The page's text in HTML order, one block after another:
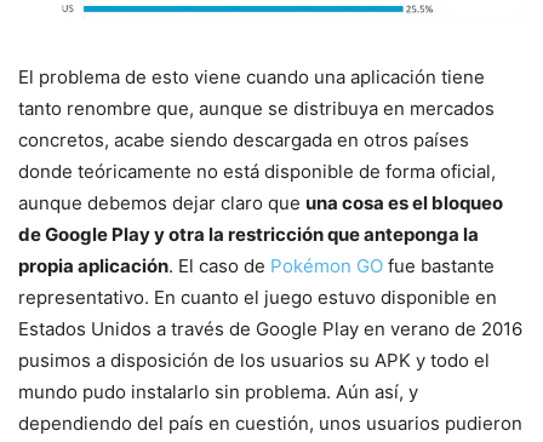
El problema de esto viene cuando una aplicación tiene
tanto renombre que, aunque se distribuya en mercados
concretos, acabe siendo descargada en otros países
donde teóricamente no está disponible de forma oficial,
aunque debemos dejar claro que una cosa es el bloqueo
de Google Play y otra la restricción que anteponga la
propia aplicación. El caso de Pokémon GO fue bastante
representativo. En cuanto el juego estuvo disponible en
Estados Unidos a través de Google Play en verano de 2016
pusimos a disposición de los usuarios su APK y todo el
mundo pudo instalarlo sin problema. Aún así, y
dependiendo del país en cuestión, unos usuarios pudieron